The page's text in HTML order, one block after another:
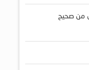
من صحيح